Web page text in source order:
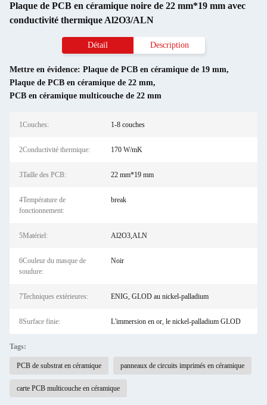
Plaque de PCB en céramique noire de 22 mm*19 mm avec
conductivité thermique Al2O3/ALN
Détail Description
Mettre en évidence: Plaque de PCB en céramique de 19 mm,
Plaque de PCB en céramique de 22 mm,
PCB en céramique multicouche de 22 mm
1Couches: 1-8 couches
2Conductivité thermique: 170 W/mK
3Taille des PCB: 22 mm*19 mm
4Température de
fonctionnement:
break
5Matériel: Al2O3,ALN
6Couleur du masque de
soudure:
Noir
7Techniques extérieures: ENIG, GLOD au nickel-palladium
8Surface finie: L'immersion en or, le nickel-palladium GLOD
Tags:
PCB de substrat en céramique panneaux de circuits imprimés en céramique
carte PCB multicouche en céramique